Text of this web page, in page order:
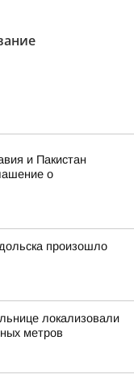
и Пакистан
о
произошло
локализовали
метров